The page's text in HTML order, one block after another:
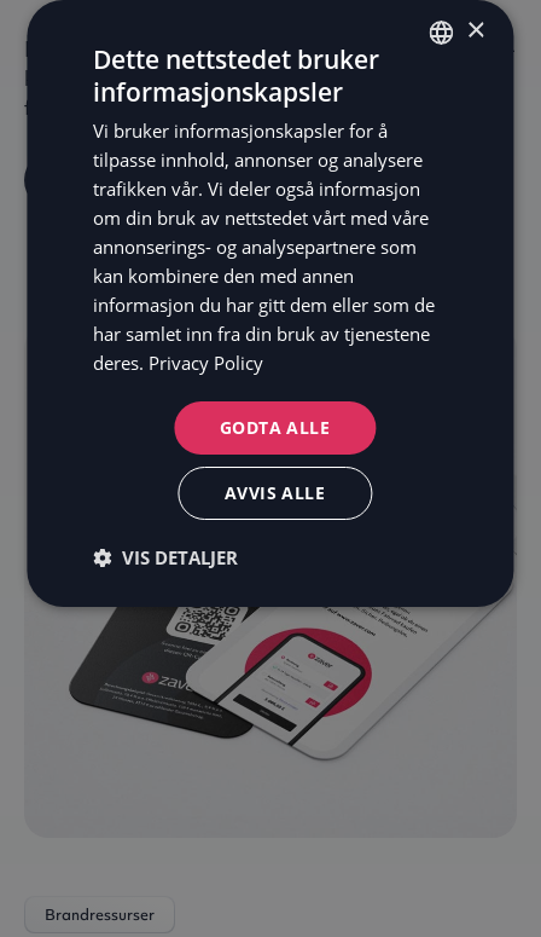
Last gjerne ned våre ikoner til bruk i din nettbutikk-
kasse. Formatet er SVG, så du kan enkelt tilpasse
fargene til din egen visuelle profil.
Last ned ikoner
Brandressurser
NO
FI
×
Dette nettstedet bruker
informasjonskapsler
Vi bruker informasjonskapsler for å
tilpasse innhold, annonser og analysere
trafikken vår. Vi deler også informasjon
om din bruk av nettstedet vårt med våre
annonserings- og analysepartnere som
kan kombinere den med annen
informasjon du har gitt dem eller som de
har samlet inn fra din bruk av tjenestene
deres. Privacy Policy
GODTA ALLE
AVVIS ALLE
VIS DETALJER